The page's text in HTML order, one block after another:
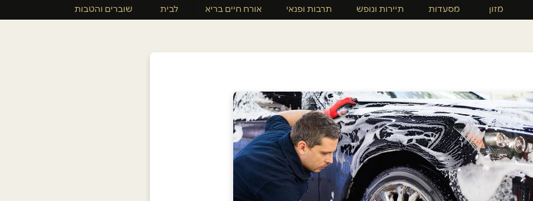
מזון מסעדות תיירות ונופש תרבות ופנאי אורח חיים בריא לבית שוברים והטבות